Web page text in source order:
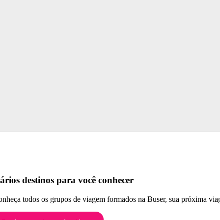
destinos para você conhecer
todos os grupos de viagem formados na Buser, sua próxima